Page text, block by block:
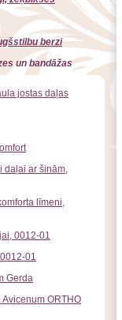
berzi
un bandāžas
jostas daļas
daļai ar šinām,
līmeni,
0012-01
01
Gerda
ORTHO